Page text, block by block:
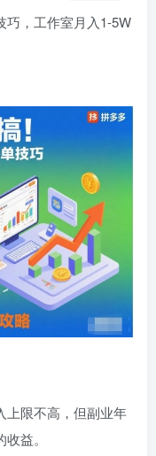
巧，工作室月入1-5W
上限不高，但副业年
益。